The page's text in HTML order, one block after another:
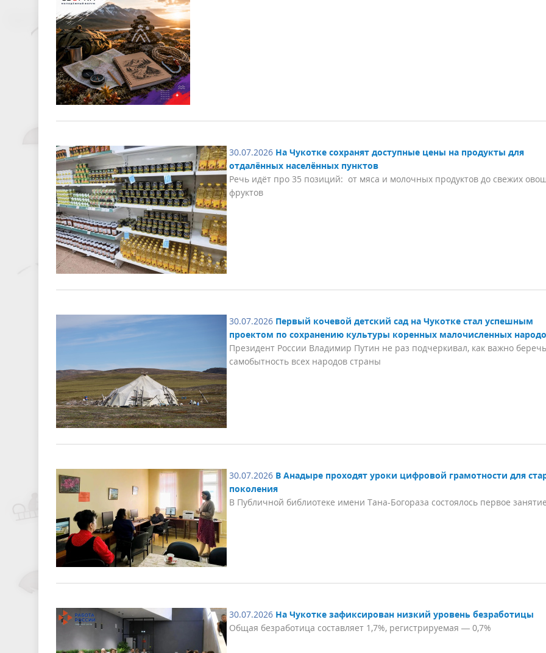
30.07.2026 На Чукотке сохранят доступные цены на продукты для
отдалённых населённых пунктов
Речь идёт про 35 позиций: от мяса и молочных продуктов до свежих
фруктов
30.07.2026 Первый кочевой детский сад на Чукотке стал успешным
проектом по сохранению культуры коренных малочисленных
Президент России Владимир Путин не раз подчеркивал, как важно беречь
самобытность всех народов страны
30.07.2026 В Анадыре проходят уроки цифровой грамотности для
поколения
В Публичной библиотеке имени Тана-Богораза состоялось первое занятие
30.07.2026 На Чукотке зафиксирован низкий уровень безработицы
Общая безработица составляет 1,7%, регистрируемая — 0,7%